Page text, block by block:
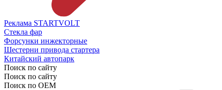
Реклама STARTVOLT
Стекла фар
Форсунки инжекторные
Шестерни привода стартера
Китайский автопарк
Поиск по сайту
Поиск по сайту
Поиск по ОЕМ